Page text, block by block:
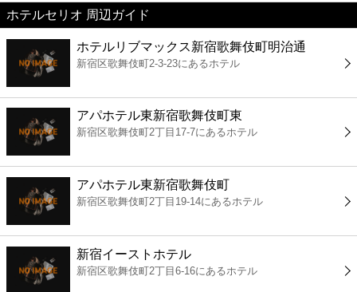
美容
コンビニ
薬局
スーパー
エンタメ
レジャー
書店
ホテルセリオ 周辺ガイド
ホテルリブマックス新宿歌舞伎町明治通
新宿区歌舞伎町2-3-23にあるホテル
アパホテル東新宿歌舞伎町東
新宿区歌舞伎町2丁目17-7にあるホテル
アパホテル東新宿歌舞伎町
新宿区歌舞伎町2丁目19-14にあるホテル
新宿イーストホテル
新宿区歌舞伎町2丁目6-16にあるホテル